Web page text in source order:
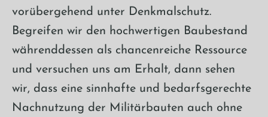
vorübergehend unter Denkmalschutz.
Begreifen wir den hochwertigen Baubestand
währenddessen als chancenreiche Ressource
und versuchen uns am Erhalt, dann sehen
wir, dass eine sinnhafte und bedarfsgerechte
Nachnutzung der Militärbauten auch ohne